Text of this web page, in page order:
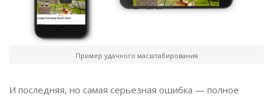
Пример удачного масштабирования
И последняя, но самая серьезная ошибка — полное